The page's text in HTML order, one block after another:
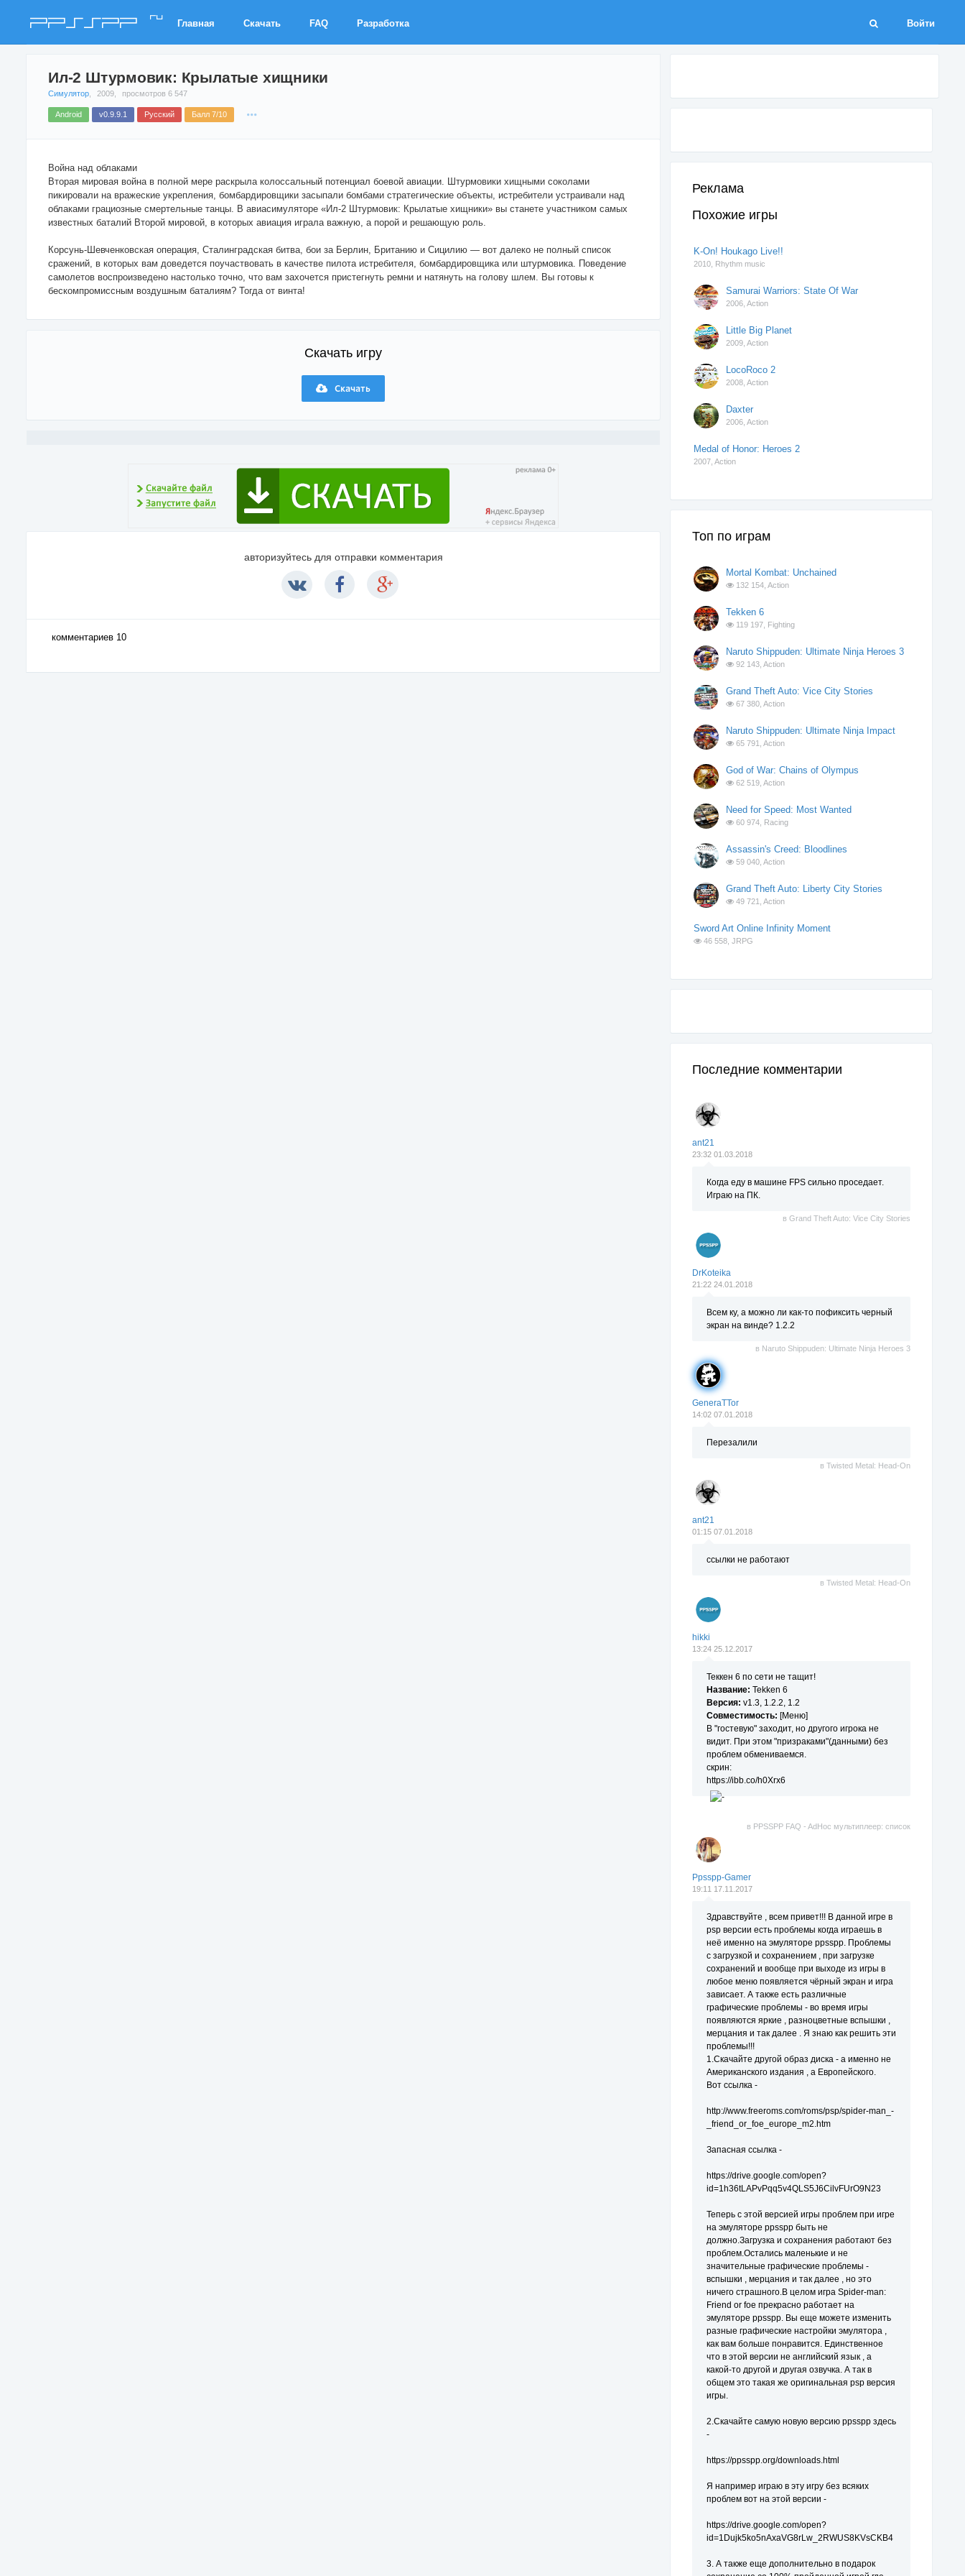
PPSSPP ru
Главная Скачать FAQ Разработка Войти
Ил-2 Штурмовик: Крылатые хищники
Симулятор 2009, просмотров 6 547
Android v0.9.9.1 Русский Балл 7/10
Война над облаками
Вторая мировая война в полной мере раскрыла колоссальный потенциал боевой авиации. Штурмовики хищными соколами
пикировали на вражеские укрепления, бомбардировщики засыпали бомбами стратегические объекты, истребители устраивали над
облаками грациозные смертельные танцы. В авиасимуляторе «Ил-2 Штурмовик: Крылатые хищники» вы станете участником самых
известных баталий Второй мировой, в которых авиация играла важную, а порой и решающую роль.
Корсунь-Шевченковская операция, Сталинградская битва, бои за Берлин, Британию и Сицилию — вот далеко не полный список
сражений, в которых вам доведется поучаствовать в качестве пилота истребителя, бомбардировщика или штурмовика. Поведение
самолетов воспроизведено настолько точно, что вам захочется пристегнуть ремни и натянуть на голову шлем. Вы готовы к
бескомпромиссным воздушным баталиям? Тогда от винта!
Скачать игру
Скачать
авторизуйтесь для отправки комментария
комментариев 10
Реклама
Похожие игры
K-On! Houkago Live!!
2010, Rhythm music
Samurai Warriors: State Of War
2006,Action
Little Big Planet
2009,Action
LocoRoco 2
2008,Action
Daxter
2006,Action
Medal of Honor: Heroes 2
2007,Action
Топ по играм
Mortal Kombat: Unchained
132 154,Action
Tekken 6
119 197, Fighting
Naruto Shippuden: Ultimate Ninja Heroes 3
92 143,Action
Grand Theft Auto: Vice City Stories
67 380,Action
Naruto Shippuden: Ultimate Ninja Impact
65 791,Action
God of War: Chains of Olympus
62 519,Action
Need for Speed: Most Wanted
60 974, Racing
Assassin's Creed: Bloodlines
59 040,Action
Grand Theft Auto: Liberty City Stories
49 721,Action
Sword Art Online Infinity Moment
46 558,JRPG
Последние комментарии
ant21
23:32 01.03.2018
Когда еду в машине FPS сильно проседает.
Играю на ПК.
вGrand Theft Auto: Vice City Stories
DrKoteika
21:22 24.01.2018
Всем ку, а можно ли как-то пофиксить черный
экран на винде? 1.2.2
в Naruto Shippuden: Ultimate Ninja Heroes 3
GeneraTTor
14:02 07.01.2018
Перезалили
вTwisted Metal: Head-On
ant21
01:15 07.01.2018
ссылки не работают
вTwisted Metal: Head-On
hikki
13:24 25.12.2017
Теккен 6 по сети не тащит!
Название: Tekken 6
Версия: v1.3, 1.2.2, 1.2
Совместимость: [Меню]
В "гостевую" заходит, но другого игрока не
видит. При этом "призраками"(данными) без
проблем обмениваемся.
скрин:
https://ibb.co/h0Xrx6
в PPSSPP FAQ - AdHoc мультиплеер: список
Ppsspp-Gamer
19:11 17.11.2017
Здравствуйте , всем привет!!! В данной игре в
psp версии есть проблемы когда играешь в
неё именно на эмуляторе ppsspp. Проблемы
с загрузкой и сохранением , при загрузке
сохранений и вообще при выходе из игры в
любое меню появляется чёрный экран и игра
зависает. А также есть различные
графические проблемы - во время игры
появляются яркие , разноцветные вспышки ,
мерцания и так далее . Я знаю как решить эти
проблемы!!!
1.Скачайте другой образ диска - а именно не
Американского издания , а Европейского.
Вот ссылка -
http://www.freeroms.com/roms/psp/spider-man_-
_friend_or_foe_europe_m2.htm
Запасная ссылка -
https://drive.google.com/open?
id=1h36tLAPvPqq5v4QLS5J6CilvFUrO9N23
Теперь с этой версией игры проблем при игре
на эмуляторе ppsspp быть не
должно.Загрузка и сохранения работают без
проблем.Остались маленькие и не
значительные графические проблемы -
вспышки , мерцания и так далее , но это
ничего страшного.В целом игра Spider-man:
Friend or foe прекрасно работает на
эмуляторе ppsspp. Вы еще можете изменить
разные графические настройки эмулятора ,
как вам больше понравится. Единственное
что в этой версии не английский язык , а
какой-то другой и другая озвучка. А так в
общем это такая же оригинальная psp версия
игры.
2.Скачайте самую новую версию ppsspp здесь
-
https://ppsspp.org/downloads.html
Я например играю в эту игру без всяких
проблем вот на этой версии -
https://drive.google.com/open?
id=1Dujk5ko5nAxaVG8rLw_2RWUS8KVsCKB4
3. А также еще дополнительно в подарок